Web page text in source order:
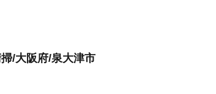
/大阪府/泉大津市